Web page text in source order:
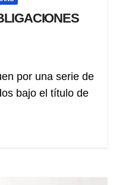
por una serie de
bajo el título de